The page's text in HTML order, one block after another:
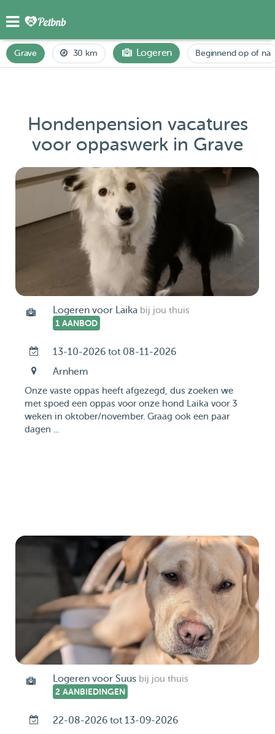
Grave 30 km Logeren Beginnend op of na
Hondenpension vacatures
voor oppaswerk in Grave
Logeren voor Laika bij jou thuis
1 AANBOD
13-10-2026 tot 08-11-2026
Arnhem
Onze vaste oppas heeft afgezegd, dus zoeken we
met spoed een oppas voor onze hond Laika voor 3
weken in oktober/november. Graag ook een paar
dagen ...
Logeren voor Suus bij jou thuis
2 AANBIEDINGEN
22-08-2026 tot 13-09-2026